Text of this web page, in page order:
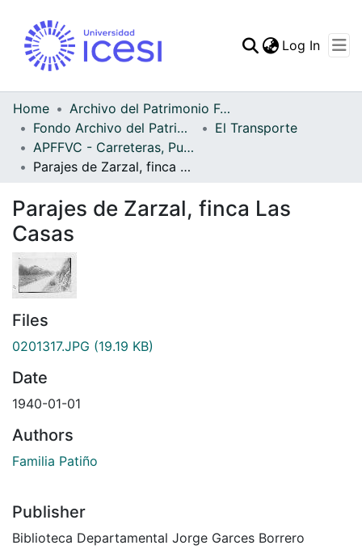
Statistics
Log In
Home
Archivo del Patrimonio Fotográfico y Fílmico del Valle del Cauca
Fondo Archivo del Patrimonio Fotográfico y Fílmico del Valle del Cauca
El Transporte
APFFVC - Carreteras, Puentes - Patrimonial
Parajes de Zarzal, finca Las Casas
Parajes de Zarzal, finca Las
Casas
Files
0201317.JPG (19.19 KB)
Date
1940-01-01
Authors
Familia Patiño
Publisher
Biblioteca Departamental Jorge Garces Borrero